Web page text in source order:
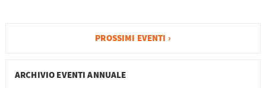
PROSSIMI EVENTI ›
ARCHIVIO EVENTI ANNUALE